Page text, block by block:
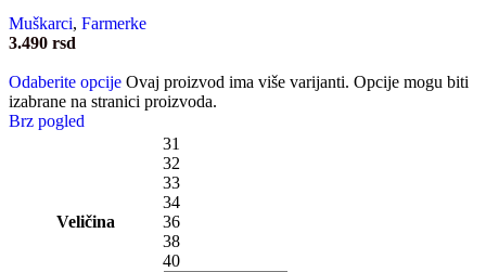
Muškarci, Farmerke
3.490 rsd
Odaberite opcije Ovaj proizvod ima više varijanti. Opcije mogu biti
izabrane na stranici proizvoda.
Brz pogled
Veličina
31
32
33
34
36
38
40